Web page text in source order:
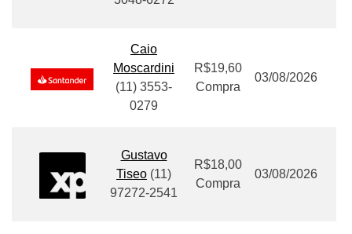
Caio
Moscardini
(11) 3553-
0279
R$19,60
Compra
03/08/2026
Gustavo
Tiseo (11)
97272-2541
R$18,00
Compra
03/08/2026